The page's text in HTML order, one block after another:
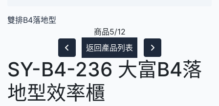
雙排B4落地型
商品5/12
返回產品列表
SY-B4-236 大富B4落
地型效率櫃